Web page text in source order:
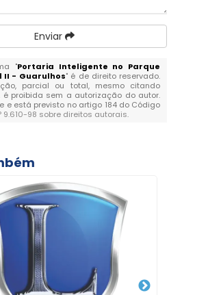
Enviar
"Portaria Inteligente no Parque
II - Guarulhos" é de direito reservado.
parcial ou total, mesmo citando
é proibida sem a autorização do autor.
e está previsto no artigo 184 do Código
9.610-98 sobre direitos autorais.